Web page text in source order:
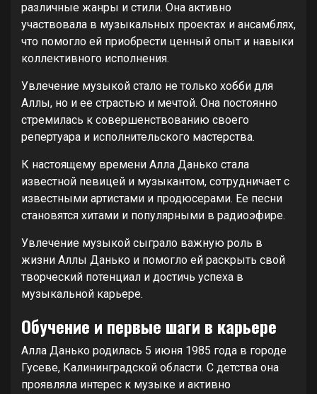
различные жанры и стили. Она активно
участвовала в музыкальных проектах и ансамблях,
что помогло ей приобрести ценный опыт и навыки
коллективного исполнения.
Увлечение музыкой стало не только хобби для
Аллы, но и ее страстью и мечтой. Она постоянно
стремилась к совершенствованию своего
репертуара и исполнительского мастерства.
К настоящему времени Алла Данько стала
известной певицей и музыкантом, сотрудничает с
известными артистами и продюсерами. Ее песни
становятся хитами и популярными в радиоэфире.
Увлечение музыкой сыграло важную роль в
жизни Аллы Данько и помогло ей раскрыть свой
творческий потенциал и достичь успеха в
музыкальной карьере.
Обучение и первые шаги в карьере
Алла Данько родилась 5 июня 1985 года в городе
Гусеве, Калининградской области. С детства она
проявляла интерес к музыке и активно